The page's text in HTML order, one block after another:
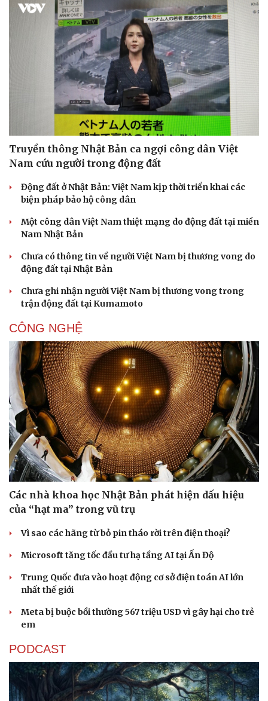
Tư vấn luật
Quân sự - Quốc phòng
Vũ khí
Việt Nam
Phân tích
Truyền thông Nhật Bản ca ngợi công dân Việt
Nam cứu người trong động đất
Động đất ở Nhật Bản: Việt Nam kịp thời triển khai các
biện pháp bảo hộ công dân
Một công dân Việt Nam thiệt mạng do động đất tại miền
Nam Nhật Bản
Chưa có thông tin về người Việt Nam bị thương vong do
động đất tại Nhật Bản
Chưa ghi nhận người Việt Nam bị thương vong trong
trận động đất tại Kumamoto
CÔNG NGHỆ
Các nhà khoa học Nhật Bản phát hiện dấu hiệu
của “hạt ma” trong vũ trụ
Vì sao các hãng từ bỏ pin tháo rời trên điện thoại?
Microsoft tăng tốc đầu tư hạ tầng AI tại Ấn Độ
Trung Quốc đưa vào hoạt động cơ sở điện toán AI lớn
nhất thế giới
Meta bị buộc bồi thường 567 triệu USD vì gây hại cho trẻ
em
PODCAST